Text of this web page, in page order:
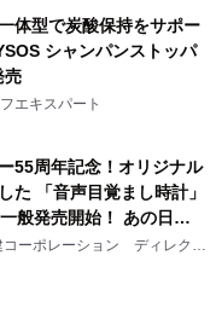
体型で炭酸保持をサポー
シャンパンストッパ
売
エキスパート
55周年記念！オリジナル
た 「音声目覚まし時計」
般発売開始！ あの日の
る
コーポレーション ディレクト
ー